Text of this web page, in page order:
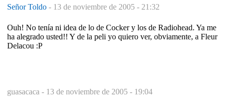
Señor Toldo - 13 de noviembre de 2005 - 21:32
Ouh! No tenía ni idea de lo de Cocker y los de Radiohead. Ya me
ha alegrado usted!! Y de la peli yo quiero ver, obviamente, a Fleur
Delacou :P
guasacaca - 13 de noviembre de 2005 - 19:04